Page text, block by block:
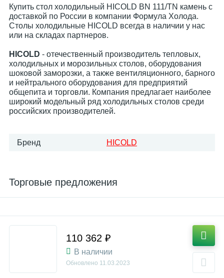
Купить стол холодильный HICOLD BN 111/TN камень с
доставкой по России в компании Формула Холода.
Столы холодильные HICOLD всегда в наличии у нас
или на складах партнеров.
HICOLD - отечественный производитель тепловых,
холодильных и морозильных столов, оборудования
шоковой заморозки, а также вентиляционного, барного
и нейтрального оборудования для предприятий
общепита и торговли. Компания предлагает наиболее
широкий модельный ряд холодильных столов среди
российских производителей.
Бренд HICOLD
Торговые предложения
110 362 ₽
В наличии
Обновлено 11.03.2023